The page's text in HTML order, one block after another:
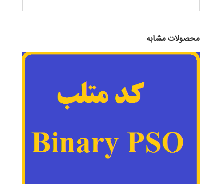
محصولات مشابه